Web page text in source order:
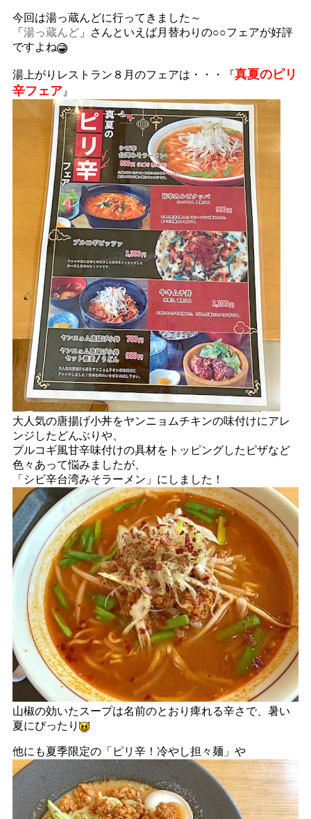
今回は湯っ蔵んどに行ってきました～
「湯っ蔵んど 」さんといえば月替わりの○○フェアが好評
ですよね
湯上がりレストラン８月のフェアは・・・『真夏のピリ
辛フェア 』
大人気の唐揚げ小丼をヤンニョムチキンの味付けにアレ
ンジしたどんぶりや、
プルコギ風甘辛味付けの具材をトッピングしたピザなど
色々あって悩みましたが、
「シビ辛台湾みそラーメン」にしました！
山椒の効いたスープは名前のとおり痺れる辛さで、暑い
夏にぴったり
他にも夏季限定の「ピリ辛！冷やし担々麺」や